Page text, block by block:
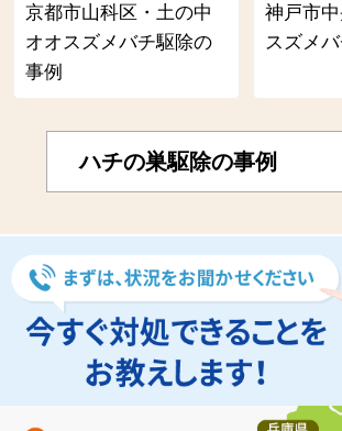
京都市山科区・土の中
オオスズメバチ駆除の
事例
神戸市
スズメ
ハチの巣駆除の事例